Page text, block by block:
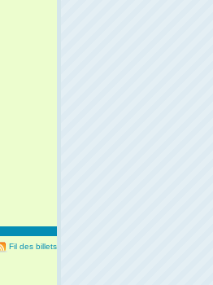
Fil des billets